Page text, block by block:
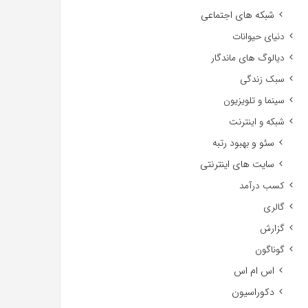
شبکه های اجتماعی
دنیای حیوانات
دیالوگ های ماندگار
سبک زندگی
سینما و تلویزیون
شبکه و اینترنت
سئو و بهبود رتبه
سایت های اینترنتی
کسب درآمد
گالری
گزارش
گوناگون
اس ام اس
دکوراسیون